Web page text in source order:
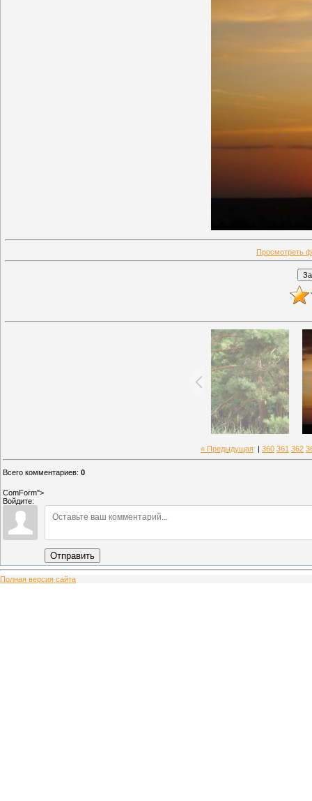
Просмотреть
« Предыдущая 360 361 362
Всего комментариев: 0
ComForm">
Войдите:
Отправить
Полная версия сайта